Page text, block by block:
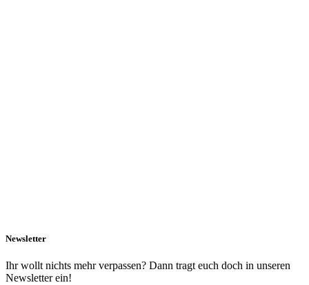
Newsletter
Ihr wollt nichts mehr verpassen? Dann tragt euch doch in unseren
Newsletter ein!